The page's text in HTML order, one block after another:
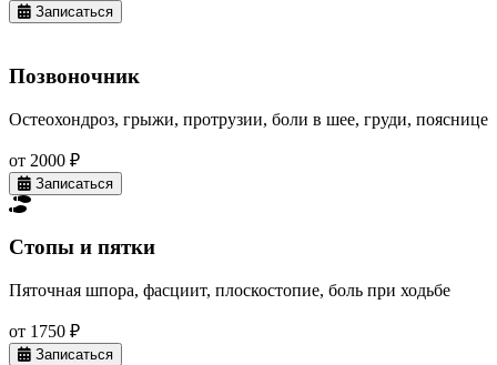
Записаться
Позвоночник
Остеохондроз, грыжи, протрузии, боли в шее, груди, пояснице
от 2000 ₽
Записаться
Стопы и пятки
Пяточная шпора, фасциит, плоскостопие, боль при ходьбе
от 1750 ₽
Записаться